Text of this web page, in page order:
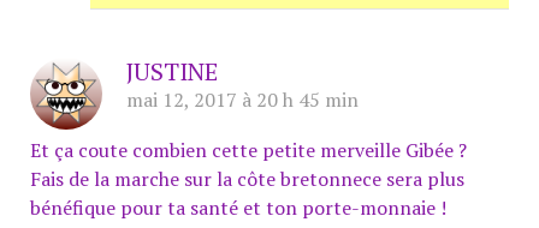
JUSTINE
mai 12, 2017 à 20 h 45 min
Et ça coute combien cette petite merveille Gibée ?
Fais de la marche sur la côte bretonnece sera plus
bénéfique pour ta santé et ton porte-monnaie !